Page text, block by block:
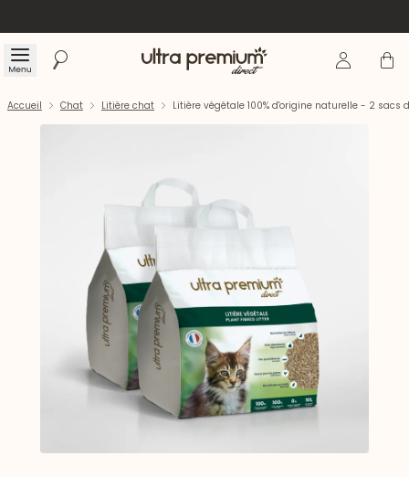
Menu Rechercher Accueil Se Panier
Accueil Chat Litière chat Litière végétale 100% d'origine naturelle - 2 sacs